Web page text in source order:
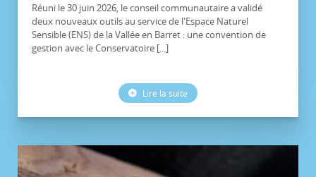
Réuni le 30 juin 2026, le conseil communautaire a validé
deux nouveaux outils au service de l'Espace Naturel
Sensible (ENS) de la Vallée en Barret : une convention de
gestion avec le Conservatoire [...]
Lire la suite